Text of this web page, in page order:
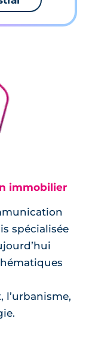
immobilier
spécialisée
l’urbanisme,